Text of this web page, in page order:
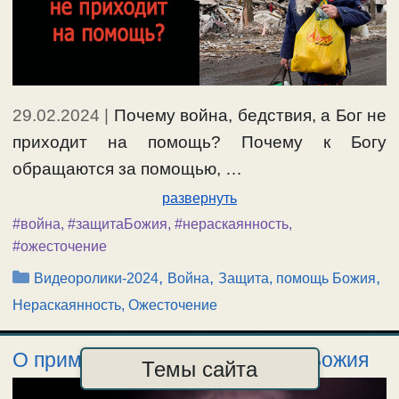
29.02.2024
Почему война, бедствия, а Бог не
приходит на помощь? Почему к Богу
обращаются за помощью, …
развернуть
#война, #защитаБожия, #нераскаянность,
#ожесточение
Рубрики
Видеоролики-2024, Война,Защита, помощь Божия,
Нераскаянность, Ожесточение
О применении чувства страха Божия
Темы сайта